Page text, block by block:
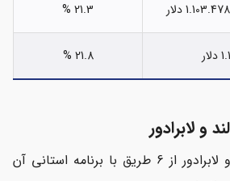
21.3 %
21.8 %
و لابرادور
مهاجرت به نیوفاندلند و لابرادور از 6 طریق با برنامه استانی آن